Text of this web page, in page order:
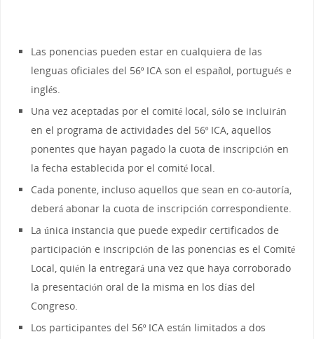
Las ponencias pueden estar en cualquiera de las
lenguas oficiales del 56º ICA son el español, portugués e
inglés.
Una vez aceptadas por el comité local, sólo se incluirán
en el programa de actividades del 56º ICA, aquellos
ponentes que hayan pagado la cuota de inscripción en
la fecha establecida por el comité local.
Cada ponente, incluso aquellos que sean en co-autoría,
deberá abonar la cuota de inscripción correspondiente.
La única instancia que puede expedir certificados de
participación e inscripción de las ponencias es el Comité
Local, quién la entregará una vez que haya corroborado
la presentación oral de la misma en los días del
Congreso.
Los participantes del 56º ICA están limitados a dos